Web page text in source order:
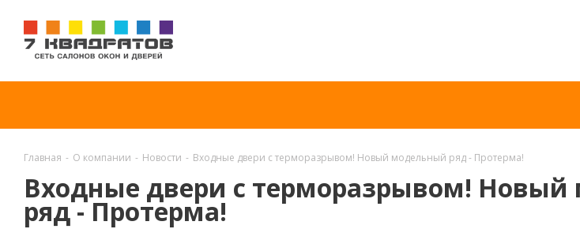
Главная - О компании - Новости - Входные двери с терморазрывом! Новый модельный ряд - Протерма!
Входные двери с терморазрывом!
ряд - Протерма!